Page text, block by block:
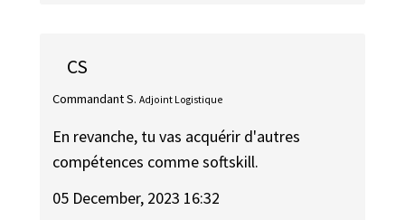
CS
Commandant S. Adjoint Logistique
En revanche, tu vas acquérir d'autres
compétences comme softskill.
05 December, 2023 16:32